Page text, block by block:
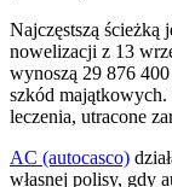
Najczęstszą ścieżką
nowelizacji z 13
wynoszą 29 876
szkód
leczenia, utracone
AC (autocasco)
własnej polisy, gdy